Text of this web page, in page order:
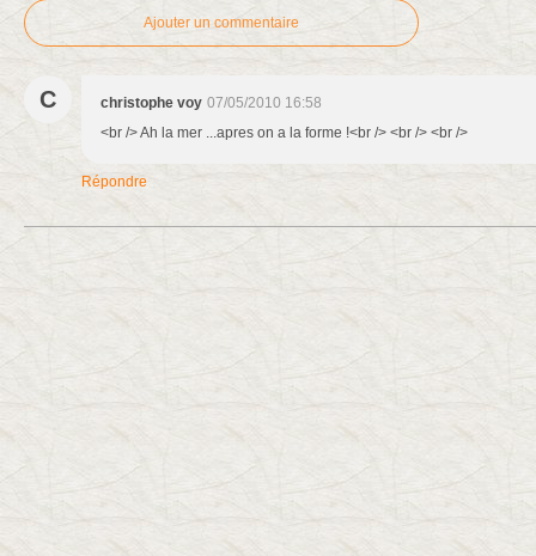
Ajouter un commentaire
C christophe voy 07/05/2010 16:58
<br /> Ah la mer ...apres on a la forme !<br /> <br /> <br />
Répondre